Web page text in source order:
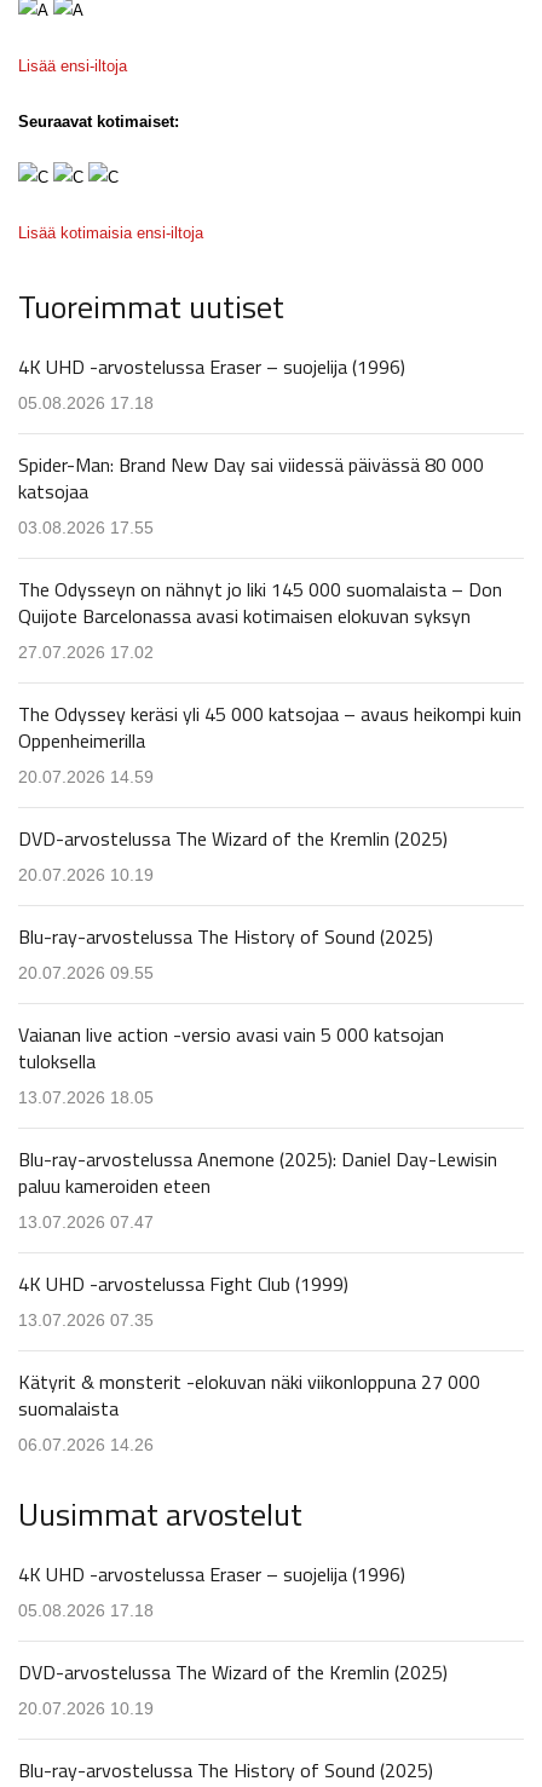
Lisää ensi-iltoja
Seuraavat kotimaiset:
Lisää kotimaisia ensi-iltoja
Tuoreimmat uutiset
4K UHD -arvostelussa Eraser – suojelija (1996)
05.08.2026 17.18
Spider-Man: Brand New Day sai viidessä päivässä 80 000
katsojaa
03.08.2026 17.55
The Odysseyn on nähnyt jo liki 145 000 suomalaista – Don
Quijote Barcelonassa avasi kotimaisen elokuvan syksyn
27.07.2026 17.02
The Odyssey keräsi yli 45 000 katsojaa – avaus heikompi kuin
Oppenheimerilla
20.07.2026 14.59
DVD-arvostelussa The Wizard of the Kremlin (2025)
20.07.2026 10.19
Blu-ray-arvostelussa The History of Sound (2025)
20.07.2026 09.55
Vaianan live action -versio avasi vain 5 000 katsojan
tuloksella
13.07.2026 18.05
Blu-ray-arvostelussa Anemone (2025): Daniel Day-Lewisin
paluu kameroiden eteen
13.07.2026 07.47
4K UHD -arvostelussa Fight Club (1999)
13.07.2026 07.35
Kätyrit & monsterit -elokuvan näki viikonloppuna 27 000
suomalaista
06.07.2026 14.26
Uusimmat arvostelut
4K UHD -arvostelussa Eraser – suojelija (1996)
05.08.2026 17.18
DVD-arvostelussa The Wizard of the Kremlin (2025)
20.07.2026 10.19
Blu-ray-arvostelussa The History of Sound (2025)